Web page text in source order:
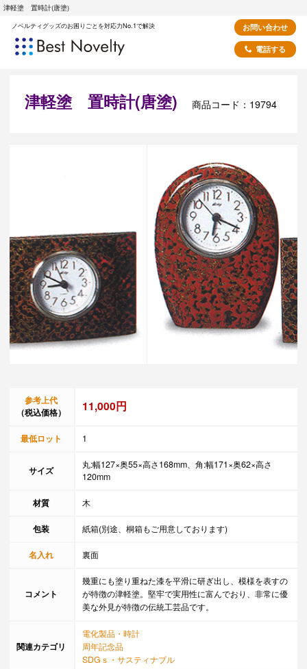
津軽塗 置時計(唐塗)
ノベルティグッズのお困りごとを対応力No.1で解決
お問い合わせ
電話する
津軽塗 置時計(唐塗) 商品コード：19794
参考上代
（税込価格）
11,000円
最低ロット 1
サイズ
丸:幅127×奥55×高さ168mm、角:幅171×奥62×高さ
120mm
材質 木
包装 紙箱(別途、桐箱もご用意しております)
名入れ 裏面
コメント
幾重にも塗り重ねた漆を平滑に研ぎ出し、模様を表すの
が特徴の津軽塗。堅牢で実用性に富んでおり、非常に優
美な外見が特徴の伝統工芸品です。
関連カテゴリ
電化製品・時計
周年記念品
SDGｓ・サスティナブル